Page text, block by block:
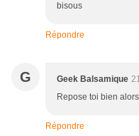
bisous
Répondre
G Geek Balsamique
Repose toi bien
Répondre